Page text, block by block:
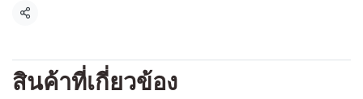
แชร์
สินค้าที่เกี่ยวข้อง